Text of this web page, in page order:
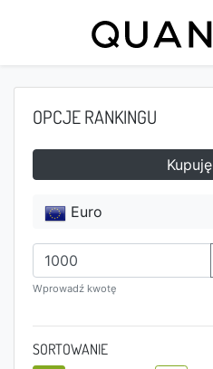
OPCJE RANKINGU
Kupuję
Euro
Wprowadź kwotę
SORTOWANIE